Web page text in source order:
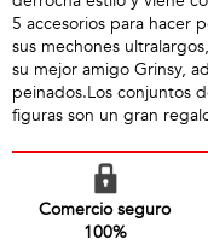
5 accesorios para hacer
sus mechones
su mejor amigo Grinsy,
peinados.Los conjuntos
figuras son un gran
Comercio seguro
100%